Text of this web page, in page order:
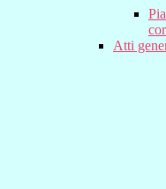
Atti